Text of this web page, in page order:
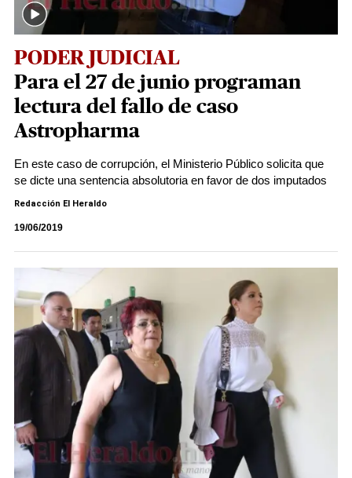
PODER JUDICIAL
Para el 27 de junio programan
lectura del fallo de caso
Astropharma
En este caso de corrupción, el Ministerio Público solicita que
se dicte una sentencia absolutoria en favor de dos imputados
Redacción El Heraldo
19/06/2019